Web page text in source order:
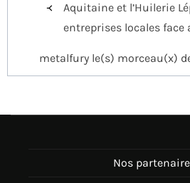
l’article
Aquitaine et l’Huilerie
entreprises locales face
metalfury le(s) morceau(x)
Nos